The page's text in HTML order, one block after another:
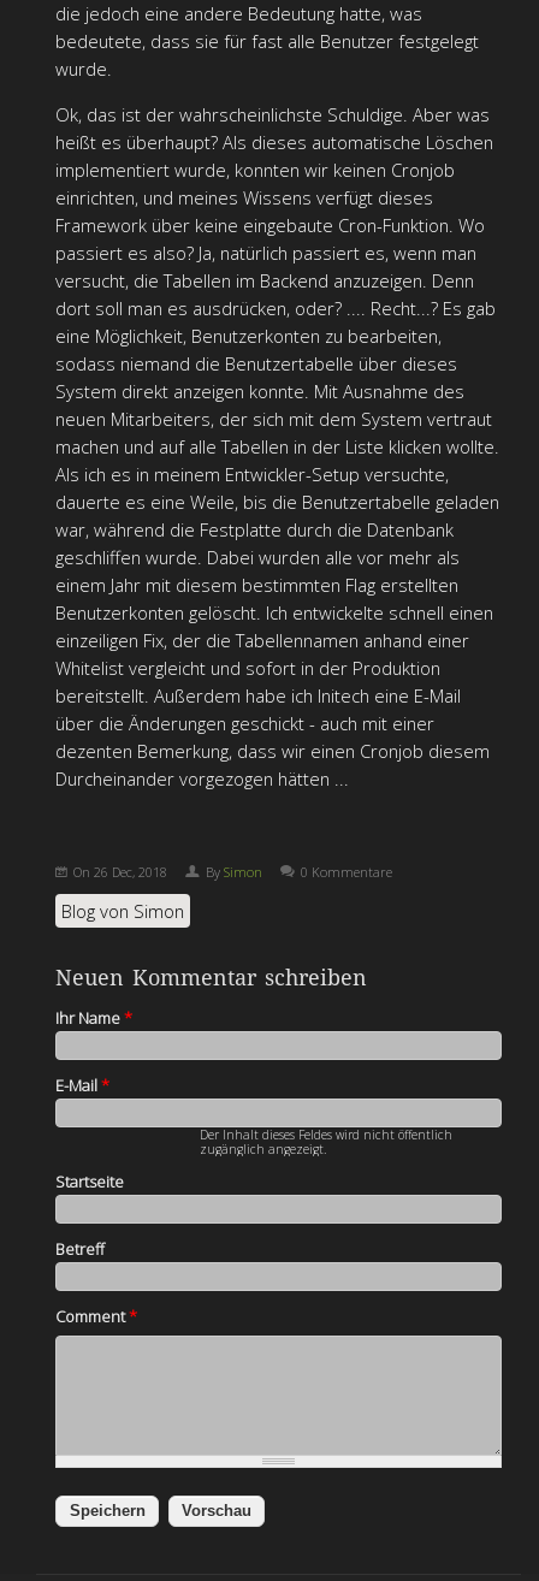
die jedoch eine andere Bedeutung hatte, was
bedeutete, dass sie für fast alle Benutzer festgelegt
wurde.
Ok, das ist der wahrscheinlichste Schuldige. Aber was
heißt es überhaupt? Als dieses automatische Löschen
implementiert wurde, konnten wir keinen Cronjob
einrichten, und meines Wissens verfügt dieses
Framework über keine eingebaute Cron-Funktion. Wo
passiert es also? Ja, natürlich passiert es, wenn man
versucht, die Tabellen im Backend anzuzeigen. Denn
dort soll man es ausdrücken, oder? .... Recht...? Es gab
eine Möglichkeit, Benutzerkonten zu bearbeiten,
sodass niemand die Benutzertabelle über dieses
System direkt anzeigen konnte. Mit Ausnahme des
neuen Mitarbeiters, der sich mit dem System vertraut
machen und auf alle Tabellen in der Liste klicken wollte.
Als ich es in meinem Entwickler-Setup versuchte,
dauerte es eine Weile, bis die Benutzertabelle geladen
war, während die Festplatte durch die Datenbank
geschliffen wurde. Dabei wurden alle vor mehr als
einem Jahr mit diesem bestimmten Flag erstellten
Benutzerkonten gelöscht. Ich entwickelte schnell einen
einzeiligen Fix, der die Tabellennamen anhand einer
Whitelist vergleicht und sofort in der Produktion
bereitstellt. Außerdem habe ich Initech eine E-Mail
über die Änderungen geschickt - auch mit einer
dezenten Bemerkung, dass wir einen Cronjob diesem
Durcheinander vorgezogen hätten ...
On26 Dec, 2018 BySimon 0 Kommentare
Blog von Simon
Neuen Kommentar schreiben
Ihr Name*
E-Mail*
Der Inhalt dieses Feldes wird nicht öffentlich
zugänglich angezeigt.
Startseite
Betreff
Comment*